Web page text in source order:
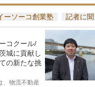
ーソーコ創業塾 記者に聞
コクール/
城に貢献し
の新たな挑
、物流不動産